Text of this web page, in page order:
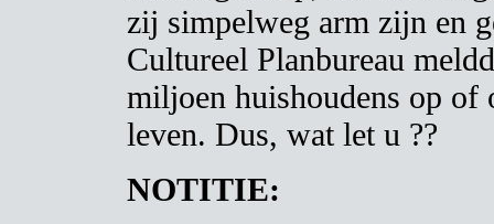
zij simpelweg arm zijn en
Cultureel Planbureau
miljoen huishoudens op of
leven. Dus, wat let u ??
NOTITIE: